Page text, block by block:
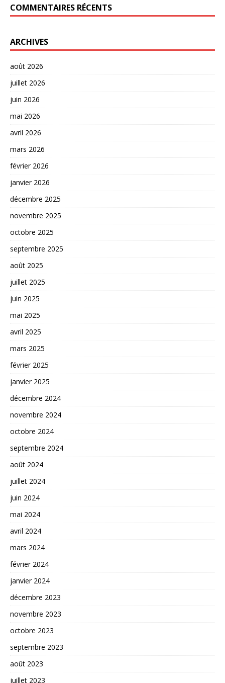
COMMENTAIRES RÉCENTS
ARCHIVES
août 2026
juillet 2026
juin 2026
mai 2026
avril 2026
mars 2026
février 2026
janvier 2026
décembre 2025
novembre 2025
octobre 2025
septembre 2025
août 2025
juillet 2025
juin 2025
mai 2025
avril 2025
mars 2025
février 2025
janvier 2025
décembre 2024
novembre 2024
octobre 2024
septembre 2024
août 2024
juillet 2024
juin 2024
mai 2024
avril 2024
mars 2024
février 2024
janvier 2024
décembre 2023
novembre 2023
octobre 2023
septembre 2023
août 2023
juillet 2023